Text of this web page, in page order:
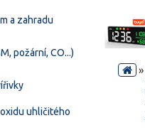
a zahradu
požární, CO...)
uhličitého
»